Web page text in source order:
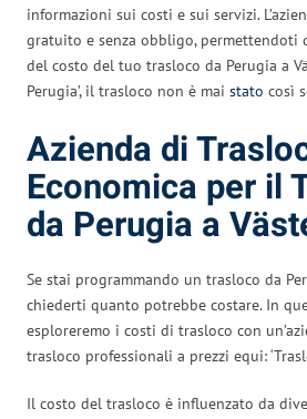
informazioni sui costi e sui servizi.
gratuito e senza obbligo, permettendoti
del costo del tuo trasloco da Perugia a
Perugia’, il trasloco non è mai stato così
Azienda di
Economica per il
da Perugia a
Se stai programmando un trasloco da
chiederti quanto potrebbe costare. In
esploreremo i costi di trasloco con
trasloco professionali a prezzi equi:
Il costo del trasloco è influenzato da